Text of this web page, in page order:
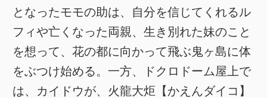
となったモモの助は、自分を信じてくれるル
フィや亡くなった両親、生き別れた妹のこと
を想って、花の都に向かって飛ぶ鬼ヶ島に体
をぶつけ始める。一方、ドクロドーム屋上で
は、カイドウが、火龍大炬【かえんダイコ】